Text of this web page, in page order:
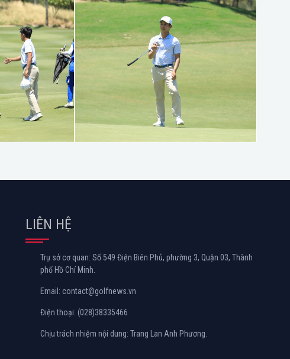
LIÊN HỆ
Trụ sở cơ quan: Số 549 Điện Biên Phủ, phường 3, Quận 03, Thành
phố Hồ Chí Minh.
Email: contact@golfnews.vn
Điện thoại: (028)38335466
Chịu trách nhiệm nội dung: Trang Lan Anh Phương.